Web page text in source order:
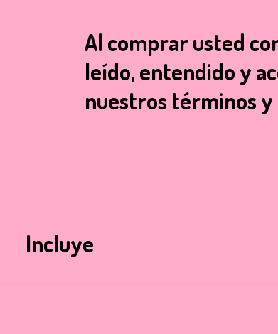
Al comprar usted
leído, entendido y
nuestros términos y
Incluye